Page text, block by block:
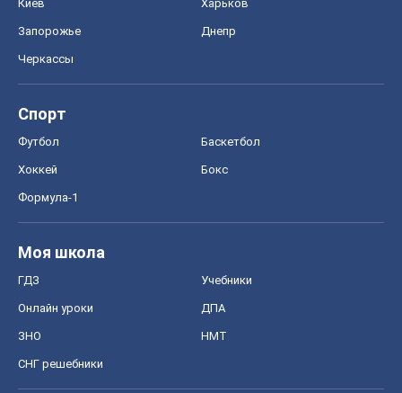
Киев Харьков
Запорожье Днепр
Черкассы
Спорт
Футбол Баскетбол
Хоккей Бокс
Формула-1
Моя школа
ГДЗ Учебники
Онлайн уроки ДПА
ЗНО НМТ
СНГ решебники